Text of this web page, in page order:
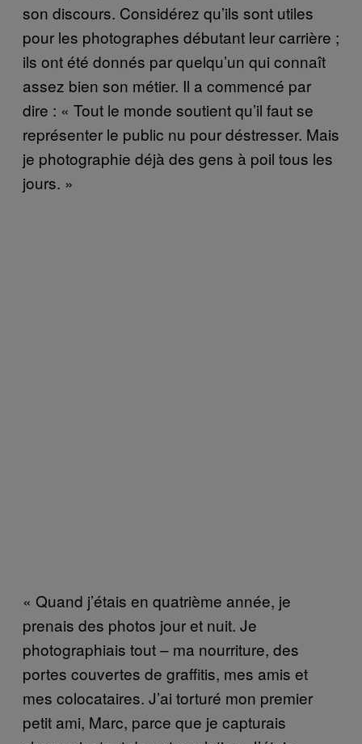
son discours. Considérez qu’ils sont utiles
pour les photographes débutant leur carrière ;
ils ont été donnés par quelqu’un qui connaît
assez bien son métier. Il a commencé par
dire : « Tout le monde soutient qu’il faut se
représenter le public nu pour déstresser. Mais
je photographie déjà des gens à poil tous les
jours. »
« Quand j’étais en quatrième année, je
prenais des photos jour et nuit. Je
photographiais tout – ma nourriture, des
portes couvertes de graffitis, mes amis et
mes colocataires. J’ai torturé mon premier
petit ami, Marc, parce que je capturais